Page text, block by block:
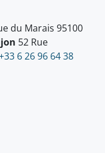
du Marais 95100
52 Rue
6 26 96 64 38